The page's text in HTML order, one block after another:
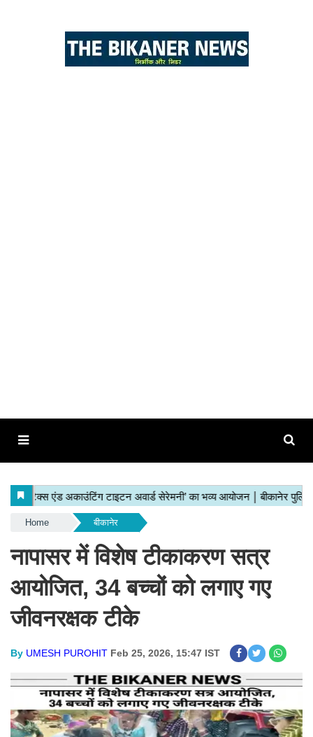
Home बीकानेर
नापासर में विशेष टीकाकरण सत्र
आयोजित, 34 बच्चों को लगाए गए
जीवनरक्षक टीके
By UMESH PUROHIT Feb 25, 2026, 15:47 IST